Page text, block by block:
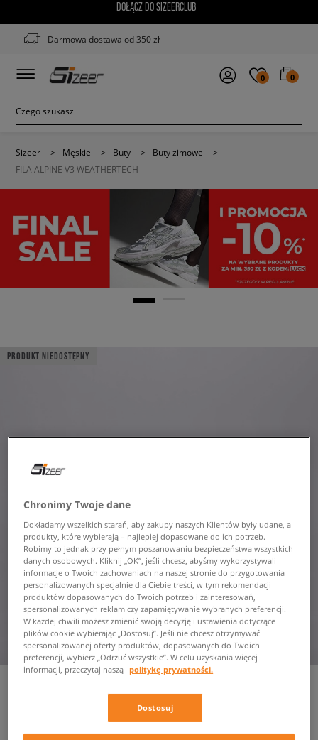
DOŁĄCZ DO SIZEERCLUB
Darmowa dostawa od 350 zł
0 0
Sizeer > Męskie > Buty > Buty zimowe
>
FILA ALPINE V3 WEATHERTECH
PRODUKT NIEDOSTĘPNY
WEATHERTECH
Chronimy Twoje dane
Dokładamy wszelkich starań, aby zakupy naszych Klientów były udane, a
produkty, które wybierają – najlepiej dopasowane do ich potrzeb.
Robimy to jednak przy pełnym poszanowaniu bezpieczeństwa wszystkich
danych osobowych. Kliknij „OK”, jeśli chcesz, abyśmy wykorzystywali
informacje o Twoich zachowaniach na naszej stronie do przygotowania
personalizowanych specjalnie dla Ciebie treści, w tym rekomendacji
produktów dopasowanych do Twoich potrzeb i zainteresowań,
spersonalizowanych reklam czy zapamiętywanie wybranych preferencji.
W każdej chwili możesz zmienić swoją decyzję i ustawienia dotyczące
plików cookie wybierając „Dostosuj”. Jeśli nie chcesz otrzymywać
spersonalizowanej oferty produktów, dopasowanych do Twoich
preferencji, wybierz „Odrzuć wszystkie”. W celu uzyskania więcej
informacji, przeczytaj naszą politykę prywatności.
Dostosuj